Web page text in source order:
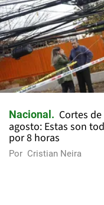
Nacional
Cortes
agosto: Estas son
por 8 horas
Por Cristian Neira